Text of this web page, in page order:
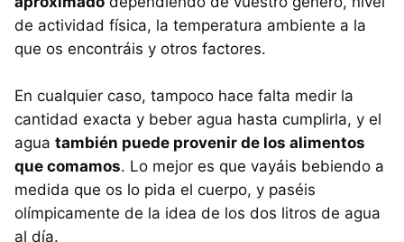
de actividad física, la temperatura ambiente a la
que os encontráis y otros factores.
En cualquier caso, tampoco hace falta medir la
cantidad exacta y beber agua hasta cumplirla, y el
agua también puede provenir de los alimentos
que comamos. Lo mejor es que vayáis bebiendo a
medida que os lo pida el cuerpo, y paséis
olímpicamente de la idea de los dos litros de agua
al día.